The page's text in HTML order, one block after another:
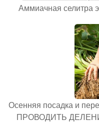
Аммиачная селитра
Осенняя посадка и
ПРОВОДИТЬ